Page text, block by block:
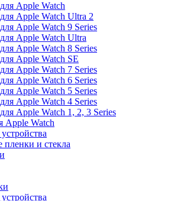
Apple Watch
Apple Watch Ultra 2
Apple Watch 9 Series
Apple Watch Ultra
Apple Watch 8 Series
Apple Watch SE
Apple Watch 7 Series
Apple Watch 6 Series
Apple Watch 5 Series
Apple Watch 4 Series
Apple Watch 1, 2, 3 Series
Apple Watch
и стекла